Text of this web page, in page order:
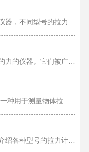
拉力计是一种用于测量物体施加在其上的力的仪器。它们被广泛应用于工业、科学研究、质量控制和实验室测试等领域。不同型号的拉力计可以测量不同范围的力，从1吨到800吨不等，每种型号的拉力计都有其特定的用途和适用范围。 1吨拉力计是……
作为一名拉力计行业的专家，我将向您介绍各种型号的拉力计，帮助您更好地了解它们的原理、构造、性能以及适用范围，以便您在选择拉力计时有针对性地进行决策。 1. **1吨拉力计**：1吨拉力计是一种用于测量1吨力量的设备，通常适用于小……